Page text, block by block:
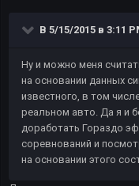
В 5/15/2015 в 3:11
Ну и можно меня
на основании данных
известного, в том
реальном авто. Да я и
доработать Гораздо
соревнований и
на основании этого